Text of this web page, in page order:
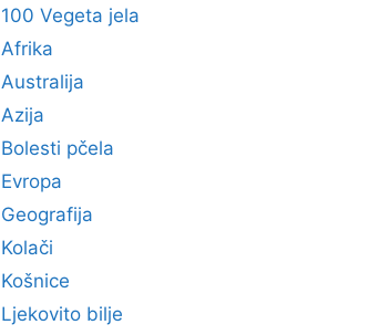
100 Vegeta jela
Afrika
Australija
Azija
Bolesti pčela
Evropa
Geografija
Kolači
Košnice
Ljekovito bilje